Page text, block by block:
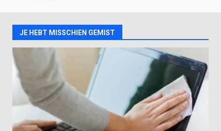
JE HEBT MISSCHIEN GEMIST